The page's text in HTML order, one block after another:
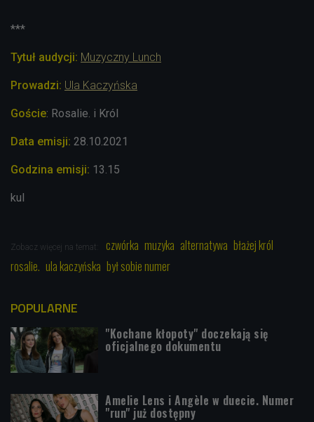
***
Tytuł audycji: Muzyczny Lunch
Prowadzi: Ula Kaczyńska
Goście: Rosalie. i Król
Data emisji: 28.10.2021
Godzina emisji: 13.15
kul
Zobacz więcej na temat: czwórka muzyka alternatywa błażej król
rosalie. ula kaczyńska był sobie numer
POPULARNE
"Kochane kłopoty" doczekają się
oficjalnego dokumentu
Amelie Lens i Angèle w duecie. Numer
"run" już dostępny